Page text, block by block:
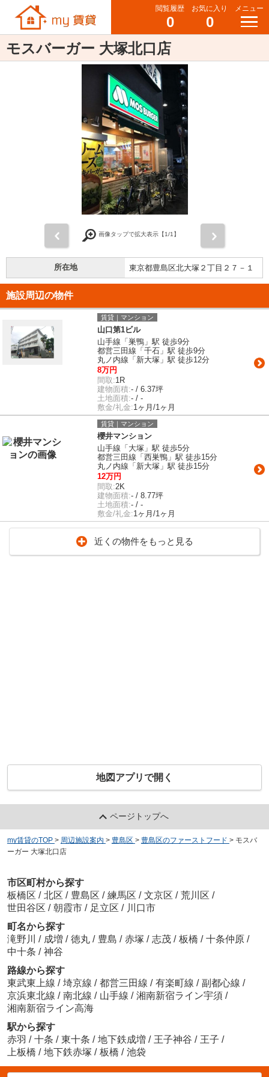
閲覧履歴
0
お気に入り
0
メニュー
モスバーガー 大塚北口店
画像タップで拡大表示【1/1】
所在地 東京都豊島区北大塚２丁目２７－１
施設周辺の物件
賃貸｜マンション
山口第1ビル
山手線「巣鴨」駅 徒歩9分
都営三田線「千石」駅 徒歩9分
丸ノ内線「新大塚」駅 徒歩12分
8万円
間取:1R
建物面積:- / 6.37坪
土地面積:- / -
敷金/礼金:1ヶ月/1ヶ月
賃貸｜マンション
櫻井マンション
山手線「大塚」駅 徒歩5分
都営三田線「西巣鴨」駅 徒歩15分
丸ノ内線「新大塚」駅 徒歩15分
12万円
間取:2K
建物面積:- / 8.77坪
土地面積:- / -
敷金/礼金:1ヶ月/1ヶ月
近くの物件をもっと見る
地図アプリで開く
ページトップへ
my賃貸のTOP > 周辺施設案内 > 豊島区 > 豊島区のファーストフード > モスバ
ーガー 大塚北口店
市区町村から探す
板橋区 / 北区 / 豊島区 / 練馬区 / 文京区 / 荒川区 /
世田谷区 / 朝霞市 / 足立区 / 川口市
町名から探す
滝野川 / 成増 / 徳丸 / 豊島 / 赤塚 / 志茂 / 板橋 / 十条仲原 /
中十条 / 神谷
路線から探す
東武東上線 / 埼京線 / 都営三田線 / 有楽町線 / 副都心線 /
京浜東北線 / 南北線 / 山手線 / 湘南新宿ライン宇須 /
湘南新宿ライン高海
駅から探す
赤羽 / 十条 / 東十条 / 地下鉄成増 / 王子神谷 / 王子 /
上板橋 / 地下鉄赤塚 / 板橋 / 池袋